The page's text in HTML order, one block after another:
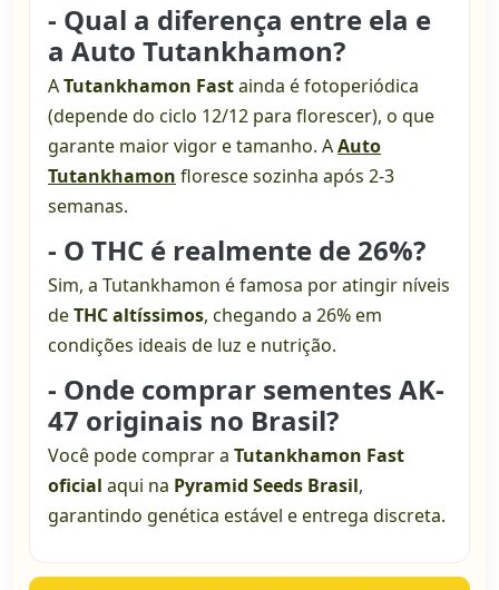
- Qual a diferença entre ela e
a Auto Tutankhamon?
ATutankhamon Fastainda é fotoperiódica
(depende do ciclo 12/12 para florescer), o que
garante maior vigor e tamanho. AAuto
Tutankhamon floresce sozinha após 2-3
semanas.
- O THC é realmente de 26%?
Sim, a Tutankhamon é famosa por atingir níveis
deTHC altíssimos, chegando a 26% em
condições ideais de luz e nutrição.
- Onde comprar sementes AK-
47 originais no Brasil?
Você pode comprar a Tutankhamon Fast
oficial aqui na Pyramid Seeds Brasil,
garantindo genética estável e entrega discreta.